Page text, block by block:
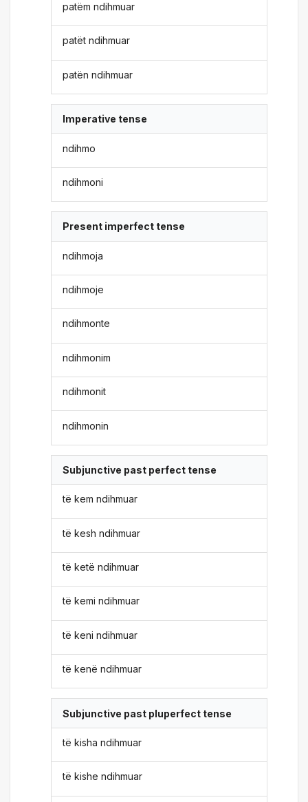
patëm ndihmuar
patët ndihmuar
patën ndihmuar
Imperative tense
ndihmo
ndihmoni
Present imperfect tense
ndihmoja
ndihmoje
ndihmonte
ndihmonim
ndihmonit
ndihmonin
Subjunctive past perfect tense
të kem ndihmuar
të kesh ndihmuar
të ketë ndihmuar
të kemi ndihmuar
të keni ndihmuar
të kenë ndihmuar
Subjunctive past pluperfect tense
të kisha ndihmuar
të kishe ndihmuar